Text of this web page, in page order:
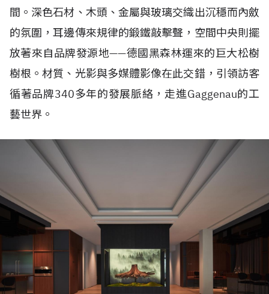
間。深色石材、木頭、金屬與玻璃交織出沉穩而內斂
的氛圍，耳邊傳來規律的鍛鐵敲擊聲，空間中央則擺
放著來自品牌發源地——德國黑森林運來的巨大松樹
樹根。材質、光影與多媒體影像在此交錯，引領訪客
循著品牌340多年的發展脈絡，走進Gaggenau的工
藝世界。